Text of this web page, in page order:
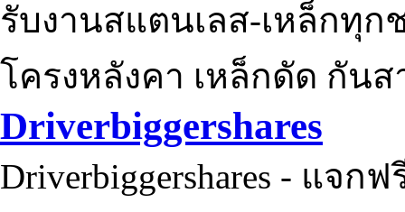
รับงานสแตนเลส-เหล็กทุ
โครงหลังคา เหล็กดัด กัน
Driverbiggershares
Driverbiggershares - แจก